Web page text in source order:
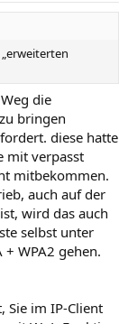
die
bringen
diese hatte
mit verpasst
mitbekommen.
auch auf der
wird das auch
selbst unter
+ WPA2 gehen.
Sie im IP-Client